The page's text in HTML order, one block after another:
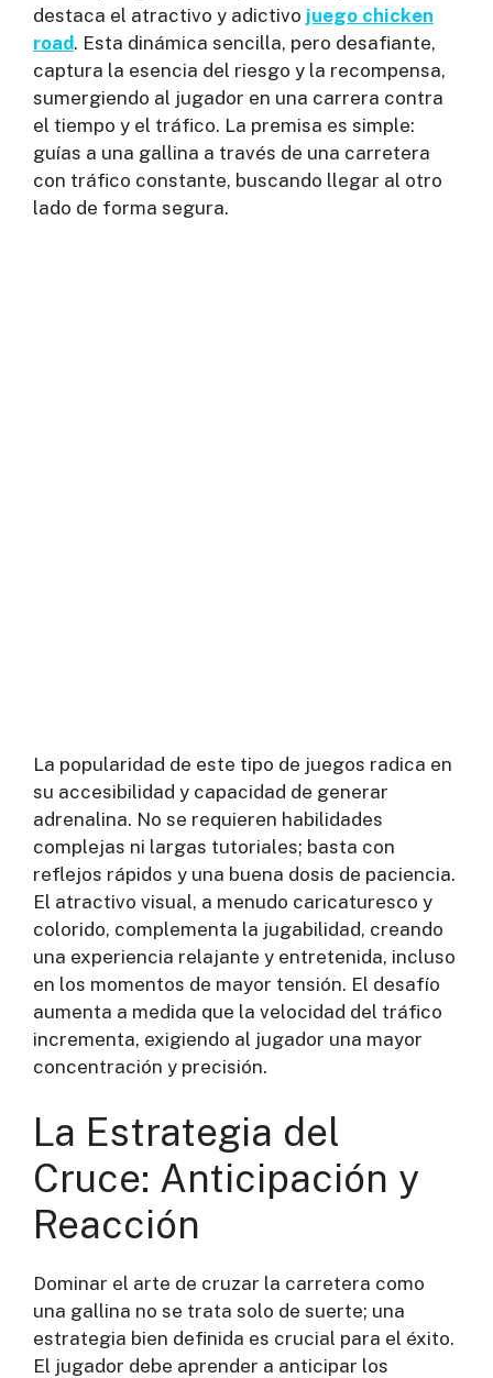
destaca el atractivo y adictivo juego chicken
road. Esta dinámica sencilla, pero desafiante,
captura la esencia del riesgo y la recompensa,
sumergiendo al jugador en una carrera contra
el tiempo y el tráfico. La premisa es simple:
guías a una gallina a través de una carretera
con tráfico constante, buscando llegar al otro
lado de forma segura.
La popularidad de este tipo de juegos radica en
su accesibilidad y capacidad de generar
adrenalina. No se requieren habilidades
complejas ni largas tutoriales; basta con
reflejos rápidos y una buena dosis de paciencia.
El atractivo visual, a menudo caricaturesco y
colorido, complementa la jugabilidad, creando
una experiencia relajante y entretenida, incluso
en los momentos de mayor tensión. El desafío
aumenta a medida que la velocidad del tráfico
incrementa, exigiendo al jugador una mayor
concentración y precisión.
La Estrategia del
Cruce: Anticipación y
Reacción
Dominar el arte de cruzar la carretera como
una gallina no se trata solo de suerte; una
estrategia bien definida es crucial para el éxito.
El jugador debe aprender a anticipar los